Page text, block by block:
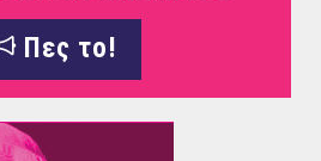
Πες το!